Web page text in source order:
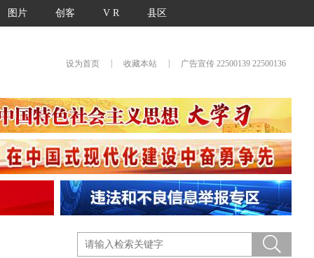
图片 创客 V R 县区
设为首页 收藏本站 广告宣传 22500139 22500136